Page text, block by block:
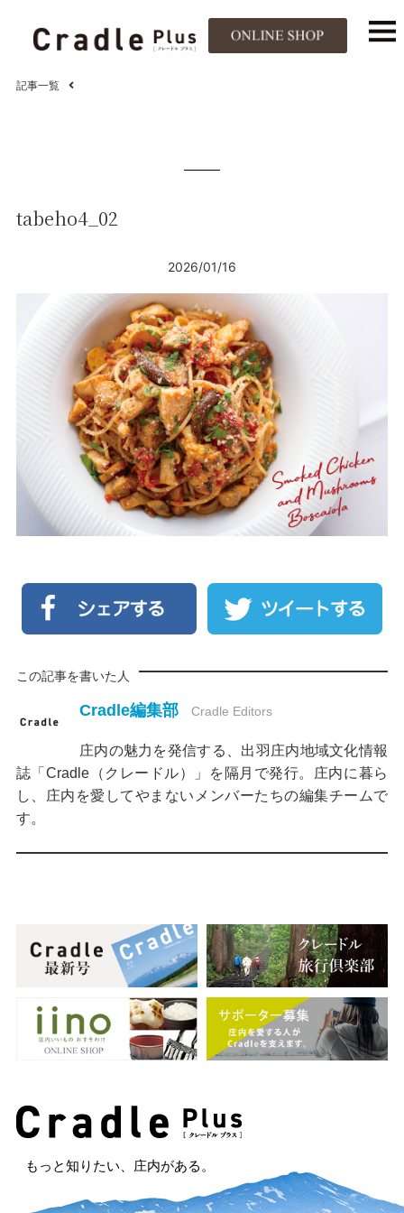
記事一覧
tabeho4_02
2026/01/16
この記事を書いた人
Cradle編集部 Cradle Editors
庄内の魅力を発信する、出羽庄内地域文化情報
誌「Cradle（クレードル）」を隔月で発行。庄内に暮ら
し、庄内を愛してやまないメンバーたちの編集チームで
す。
もっと知りたい、庄内がある。